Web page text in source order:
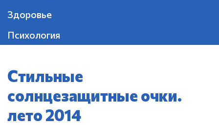
Здоровье
Психология
Стильные
солнцезащитные очки.
лето 2014